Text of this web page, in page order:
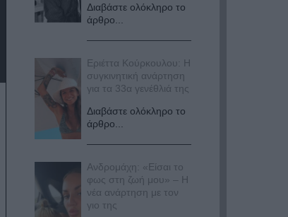
Διαβάστε ολόκληρο το
άρθρο...
Εριέττα Κούρκουλου: Η
συγκινητική ανάρτηση
για τα 33α γενέθλιά της
Διαβάστε ολόκληρο το
άρθρο...
Ανδρομάχη: «Είσαι το
φως στη ζωή μου» – Η
νέα ανάρτηση με τον
γιο της